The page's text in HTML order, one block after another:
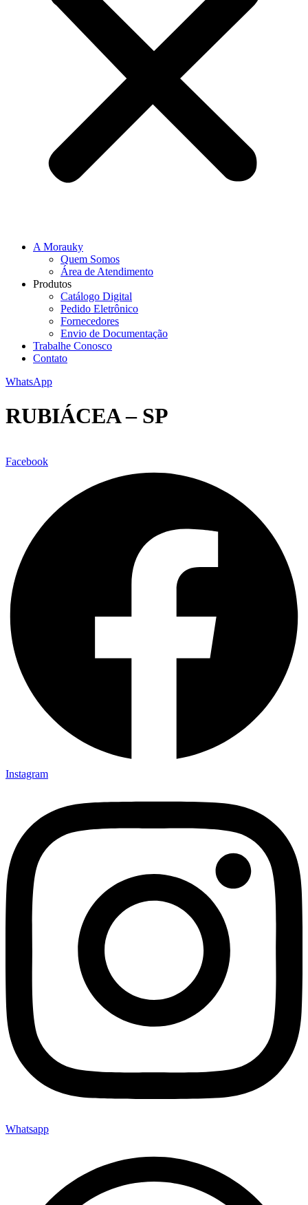
A Morauky
Quem Somos
Área de Atendimento
Produtos
Catálogo Digital
Pedido Eletrônico
Fornecedores
Envio de Documentação
Trabalhe Conosco
Contato
WhatsApp
RUBIÁCEA – SP
Facebook
Instagram
Whatsapp